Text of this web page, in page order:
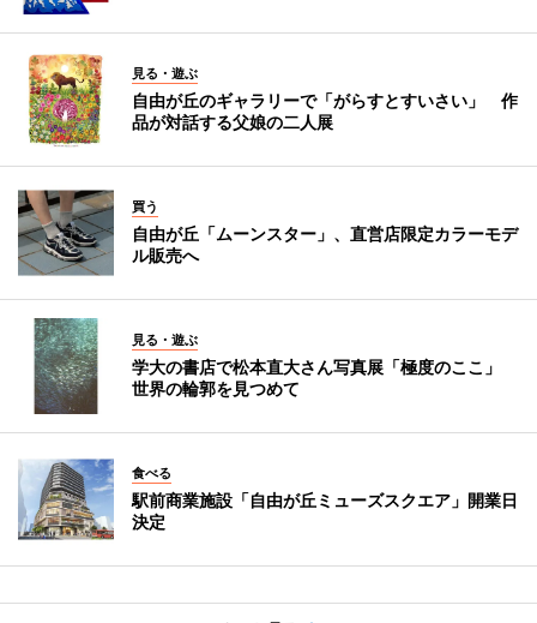
見る・遊ぶ
自由が丘のギャラリーで「がらすとすいさい」 作
品が対話する父娘の二人展
買う
自由が丘「ムーンスター」、直営店限定カラーモデ
ル販売へ
見る・遊ぶ
学大の書店で松本直大さん写真展「極度のここ」
世界の輪郭を見つめて
食べる
駅前商業施設「自由が丘ミューズスクエア」開業日
決定